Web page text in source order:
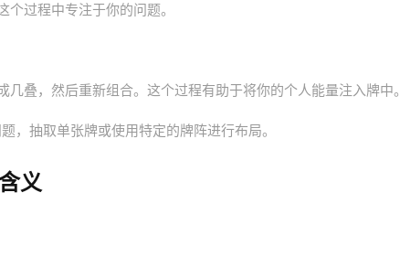
过程中专注于你的问题。
几叠，然后重新组合。这个过程有助于将你的个人能量注入牌中。
，抽取单张牌或使用特定的牌阵进行布局。
义